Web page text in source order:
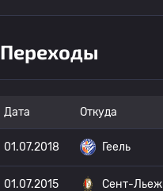
Переходы
Дата Откуда
01.07.2018 Геель
01.07.2015 Сент-Льеж